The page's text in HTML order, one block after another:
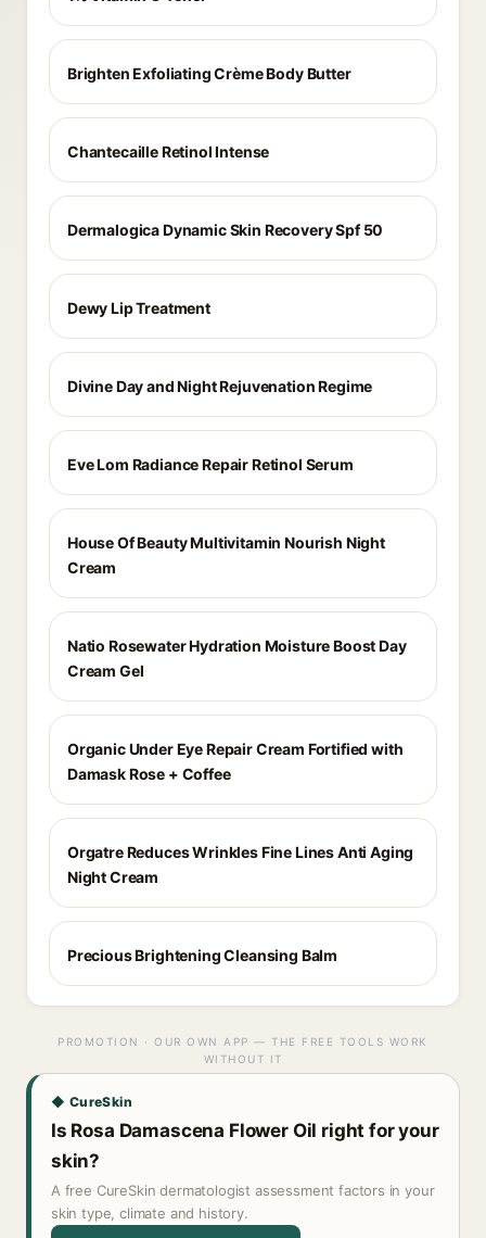
Brighten Exfoliating Crème Body Butter
Chantecaille Retinol Intense
Dermalogica Dynamic Skin Recovery Spf 50
Dewy Lip Treatment
Divine Day and Night Rejuvenation Regime
Eve Lom Radiance Repair Retinol Serum
House Of Beauty Multivitamin Nourish Night
Cream
Natio Rosewater Hydration Moisture Boost Day
Cream Gel
Organic Under Eye Repair Cream Fortified with
Damask Rose + Coffee
Orgatre Reduces Wrinkles Fine Lines Anti Aging
Night Cream
Precious Brightening Cleansing Balm
PROMOTION · OUR OWN APP — THE FREE TOOLS WORK
WITHOUT IT
◆ CureSkin
Is Rosa Damascena Flower Oil right for your
skin?
A free CureSkin dermatologist assessment factors in your
skin type, climate and history.